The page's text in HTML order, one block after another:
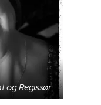
og Regissør